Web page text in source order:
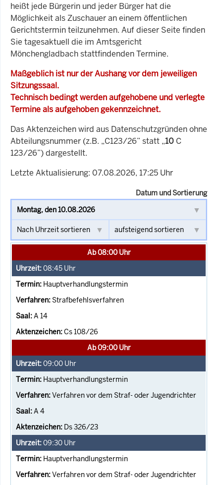
heißt jede Bürgerin und jeder Bürger hat die
Möglichkeit als Zuschauer an einem öffentlichen
Gerichtstermin teilzunehmen. Auf dieser Seite finden
Sie tagesaktuell die im Amtsgericht
Mönchengladbach stattfindenden Termine.
Maßgeblich ist nur der Aushang vor dem jeweiligen
Sitzungssaal.
Technisch bedingt werden aufgehobene und verlegte
Termine als aufgehoben gekennzeichnet.
Das Aktenzeichen wird aus Datenschutzgründen ohne
Abteilungsnummer (z.B. „C123/26” statt „10 C
123/26”) dargestellt.
Letzte Aktualisierung: 07.08.2026, 17:25 Uhr
Datum und Sortierung
Ab 08:00 Uhr
08:45 Uhr
Hauptverhandlungstermin
Strafbefehlsverfahren
A 14
Cs 108/26
Ab 09:00 Uhr
09:00 Uhr
Hauptverhandlungstermin
Verfahren vor dem Straf- oder Jugendrichter
A 4
Ds 326/23
09:30 Uhr
Hauptverhandlungstermin
Verfahren vor dem Straf- oder Jugendrichter